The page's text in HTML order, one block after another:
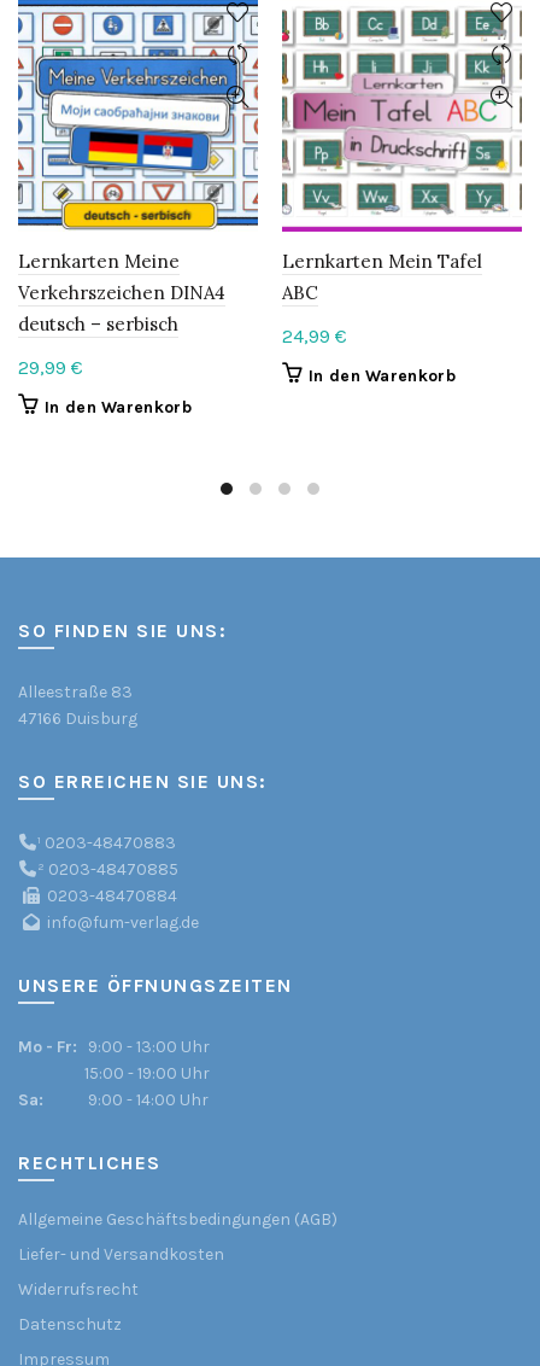
Lernkarten Meine
Verkehrszeichen DINA4
deutsch – serbisch
29,99 €
In den Warenkorb
Lernkarten Mein Tafel
ABC
24,99 €
In den Warenkorb
SO FINDEN SIE UNS:
Alleestraße 83
47166 Duisburg
SO ERREICHEN SIE UNS:
¹ 0203-48470883
² 0203-48470885
0203-48470884
info@fum-verlag.de
UNSERE ÖFFNUNGSZEITEN
Mo - Fr:
9:00 - 13:00 Uhr
15:00 - 19:00 Uhr
Sa:
9:00 - 14:00 Uhr
RECHTLICHES
Allgemeine Geschäftsbedingungen (AGB)
Liefer- und Versandkosten
Widerrufsrecht
Datenschutz
Impressum